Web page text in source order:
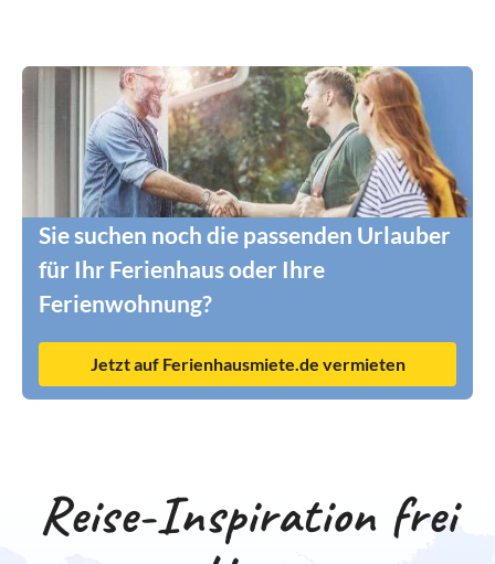
Sie suchen noch die passenden Urlauber
für Ihr Ferienhaus oder Ihre
Ferienwohnung?
Jetzt auf Ferienhausmiete.de vermieten
Reise-Inspiration frei